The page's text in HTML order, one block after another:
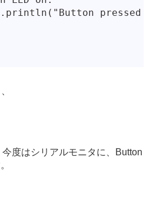
度はシリアルモニタに、Button